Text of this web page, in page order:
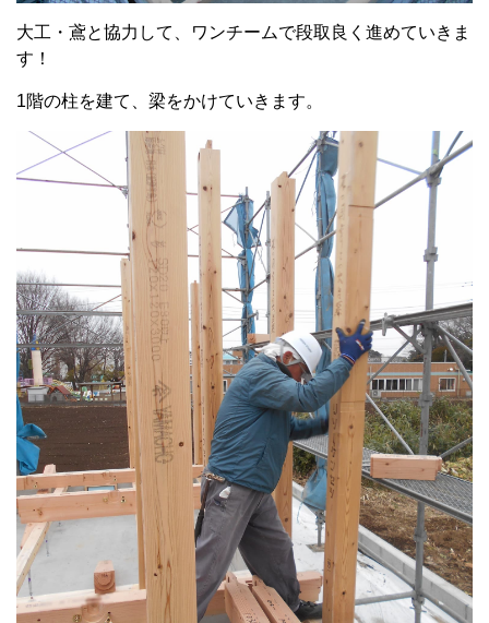
大工・鳶と協力して、ワンチームで段取良く進めていきま
す！
1階の柱を建て、梁をかけていきます。